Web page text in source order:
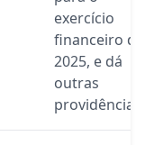
exercício
financeiro de
2025, e dá
outras
providências